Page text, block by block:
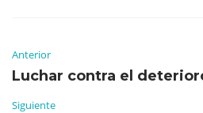
Anterior
Luchar contra el
Siguiente